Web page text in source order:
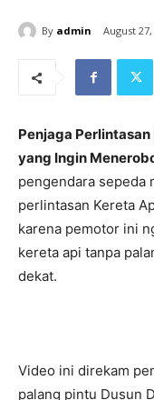
By admin August 27,
Penjaga
yang Ingin
pengendara sepeda
perlintasan Kereta
karena pemotor ini
kereta api tanpa
dekat.
Video ini direkam
palang pintu Dusun